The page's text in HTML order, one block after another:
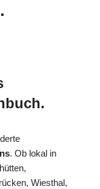
. Ob lokal in
Wiesthal,